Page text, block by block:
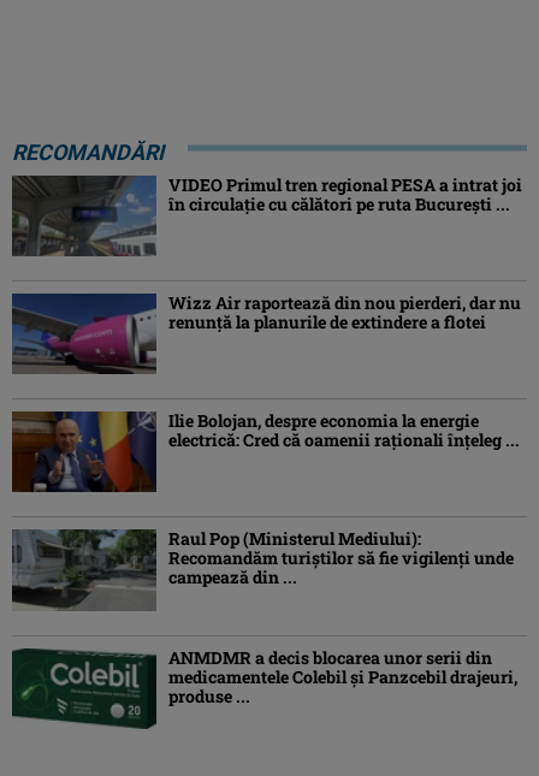
RECOMANDĂRI
VIDEO Primul tren regional PESA a intrat joi
în circulație cu călători pe ruta București ...
Wizz Air raportează din nou pierderi, dar nu
renunță la planurile de extindere a flotei
Ilie Bolojan, despre economia la energie
electrică: Cred că oamenii raţionali înţeleg ...
Raul Pop (Ministerul Mediului):
Recomandăm turiştilor să fie vigilenţi unde
campează din ...
ANMDMR a decis blocarea unor serii din
medicamentele Colebil și Panzcebil drajeuri,
produse ...